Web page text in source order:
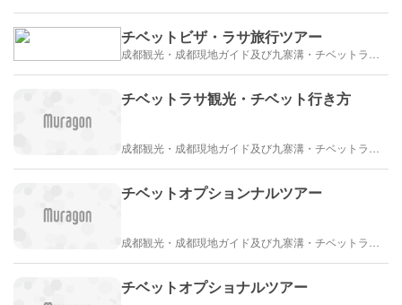
チベットビザ・ラサ旅行ツアー
チベットラサ観光・チベット行き方
チベットオプションナルツアー
チベットオプショナルツアー